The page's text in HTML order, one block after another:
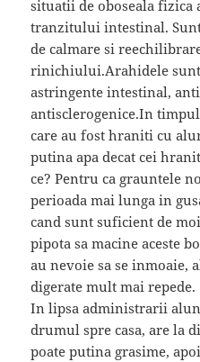
situatii de oboseala fizica
tranzitului intestinal.
de calmare si
rinichiului.Arahidele
astringente intestinal,
antisclerogenice.In
care au fost hraniti cu
putina apa decat cei
ce? Pentru ca grauntele
perioada mai lunga in
cand sunt suficient de
pipota sa macine aceste
au nevoie sa se inmoaie,
digerate mult mai repede.
In lipsa administrarii
drumul spre casa, are la
poate putina grasime,